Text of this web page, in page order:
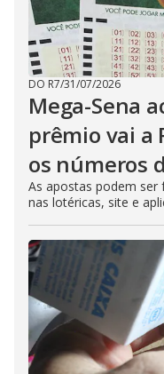
DO R7/31/07/2026
Mega-Sena
prêmio vai a
os números
As apostas podem ser
nas lotéricas, site e